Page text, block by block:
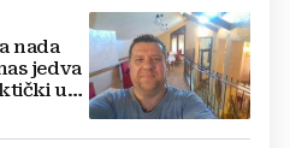
nada
jedva
u